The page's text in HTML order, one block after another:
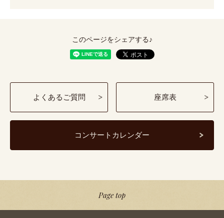
このページをシェアする♪
よくあるご質問 座席表
コンサートカレンダー
Page top